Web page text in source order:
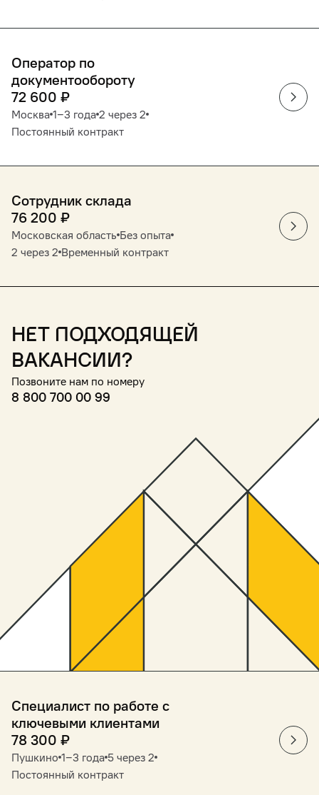
Оператор по
документообороту
72 600 ₽
Москва 1‒3 года 2 через 2
Постоянный контракт
Сотрудник склада
76 200 ₽
Московская область Без опыта
2 через 2 Временный контракт
Нет подходящей
вакансии?
Позвоните нам по номеру
8 800 700 00 99
Специалист по работе с
ключевыми клиентами
78 300 ₽
Пушкино 1‒3 года 5 через 2
Постоянный контракт